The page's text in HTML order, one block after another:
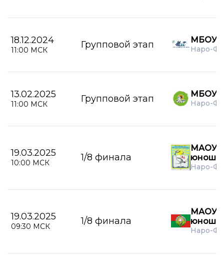
18.12.2024
11:00 МСК Групповой этап МБОУ
Наро-
13.02.2025
11:00 МСК Групповой этап МБОУ
Наро-
19.03.2025
10:00 МСК 1/8 финала
МАОУ
юноши
Наро-
19.03.2025
09:30 МСК 1/8 финала
МАОУ
юноши
Наро-